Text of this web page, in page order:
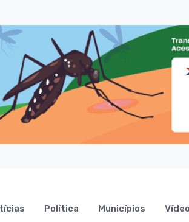
Política Municípios